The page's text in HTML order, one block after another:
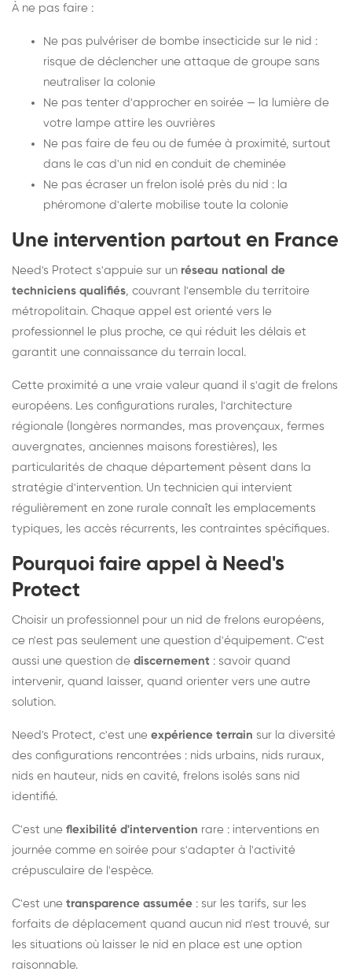
À ne pas faire :
Ne pas pulvériser de bombe insecticide sur le nid :
risque de déclencher une attaque de groupe sans
neutraliser la colonie
Ne pas tenter d'approcher en soirée — la lumière de
votre lampe attire les ouvrières
Ne pas faire de feu ou de fumée à proximité, surtout
dans le cas d'un nid en conduit de cheminée
Ne pas écraser un frelon isolé près du nid : la
phéromone d'alerte mobilise toute la colonie
Une intervention partout en France
Need's Protect s'appuie sur un réseau national de
techniciens qualifiés, couvrant l'ensemble du territoire
métropolitain. Chaque appel est orienté vers le
professionnel le plus proche, ce qui réduit les délais et
garantit une connaissance du terrain local.
Cette proximité a une vraie valeur quand il s'agit de frelons
européens. Les configurations rurales, l'architecture
régionale (longères normandes, mas provençaux, fermes
auvergnates, anciennes maisons forestières), les
particularités de chaque département pèsent dans la
stratégie d'intervention. Un technicien qui intervient
régulièrement en zone rurale connaît les emplacements
typiques, les accès récurrents, les contraintes spécifiques.
Pourquoi faire appel à Need's
Protect
Choisir un professionnel pour un nid de frelons européens,
ce n'est pas seulement une question d'équipement. C'est
aussi une question de discernement : savoir quand
intervenir, quand laisser, quand orienter vers une autre
solution.
Need's Protect, c'est une expérience terrain sur la diversité
des configurations rencontrées : nids urbains, nids ruraux,
nids en hauteur, nids en cavité, frelons isolés sans nid
identifié.
C'est une flexibilité d'intervention rare : interventions en
journée comme en soirée pour s'adapter à l'activité
crépusculaire de l'espèce.
C'est une transparence assumée : sur les tarifs, sur les
forfaits de déplacement quand aucun nid n'est trouvé, sur
les situations où laisser le nid en place est une option
raisonnable.